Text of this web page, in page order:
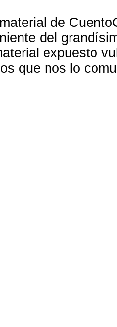
de
del
expuesto
que nos lo